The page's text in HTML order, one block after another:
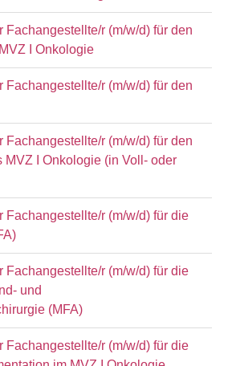
Fachangestellte/r (m/w/d) für den
I Onkologie
Fachangestellte/r (m/w/d) für den
Fachangestellte/r (m/w/d) für den
I Onkologie (in Voll- oder
Fachangestellte/r (m/w/d) für die
Fachangestellte/r (m/w/d) für die
und
(MFA)
Fachangestellte/r (m/w/d) für die